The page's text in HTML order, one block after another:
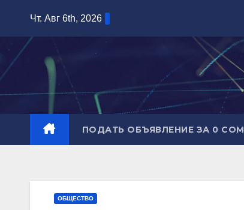
содержимому
Чт. Авг 6th, 2026
ПОДАТЬ ОБЪЯВЛЕНИЕ ЗА 0 СОМ
ОБЩЕСТВО